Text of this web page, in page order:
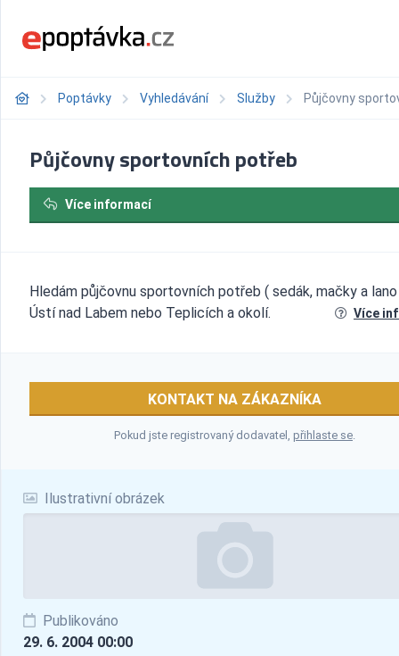
Poptávky Vyhledávání Služby Půjčovny
Ilustrativní obrázek
Publikováno
29. 6. 2004 00:00
Půjčovny sportovních potřeb
Více informací
Hledám půjčovnu sportovních potřeb ( sedák, mačky a
Ústí nad Labem nebo Teplicích a okolí.
Více
KONTAKT NA ZÁKAZNÍKA
Pokud jste registrovaný dodavatel, přihlaste se.